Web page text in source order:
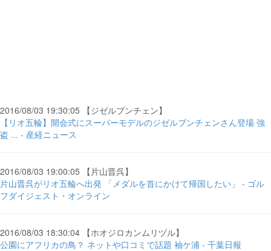
2016/08/03 19:30:05 【ジゼルブンチェン】
【リオ五輪】開会式にスーパーモデルのジゼルブンチェンさん登場 強
盗 ... - 産経ニュース
2016/08/03 19:00:05 【片山晋呉】
片山晋呉がリオ五輪へ出発 「メダルを首にかけて帰国したい」 - ゴル
フダイジェスト・オンライン
2016/08/03 18:30:04 【ホオジロカンムリヅル】
公園にアフリカの鳥？ ネットや口コミで話題 袖ケ浦 - 千葉日報